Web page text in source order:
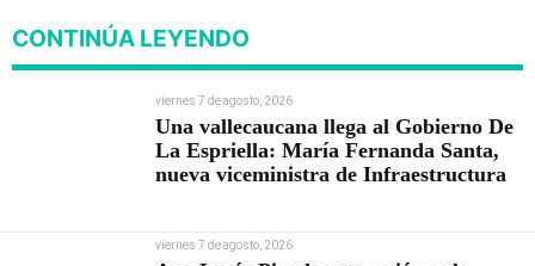
CONTINÚA LEYENDO
viernes 7 de agosto, 2026
Una vallecaucana llega al Gobierno De
La Espriella: María Fernanda Santa,
nueva viceministra de Infraestructura
viernes 7 de agosto, 2026